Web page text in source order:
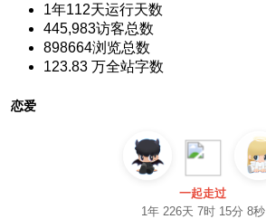
1年112天运行天数
445,983访客总数
898664浏览总数
123.83 万全站字数
恋爱
一起走过
1年 226天 7时 15分 9秒